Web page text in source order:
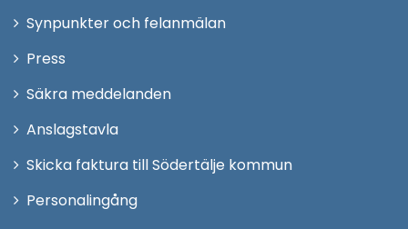
Synpunkter och felanmälan
Press
fönster
Säkra meddelanden
Anslagstavla
Skicka faktura till Södertälje kommun
PersonalingångÖppna